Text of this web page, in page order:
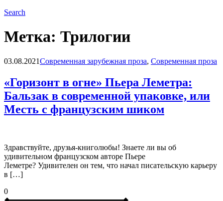
Search
Метка: Трилогии
Blog
03.08.2021Современная зарубежная проза, Современная проза
«Горизонт в огне» Пьера Леметра:
Бальзак в современной упаковке, или
Месть с французским шиком
Здравствуйте, друзья-книголюбы! Знаете ли вы об
удивительном французском авторе Пьере
Леметре? Удивителен он тем, что начал писательскую карьеру
в […]
0